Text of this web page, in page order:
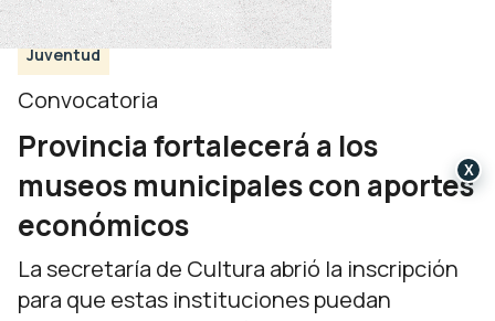
Juventud
Convocatoria
Provincia fortalecerá a los
museos municipales con aportes
económicos
La secretaría de Cultura abrió la inscripción
para que estas instituciones puedan
X